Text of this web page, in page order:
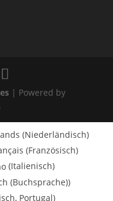
| Powered by
(Niederländisch)
(Französisch)
(Italienisch)
(Buchsprache))
Portugal)